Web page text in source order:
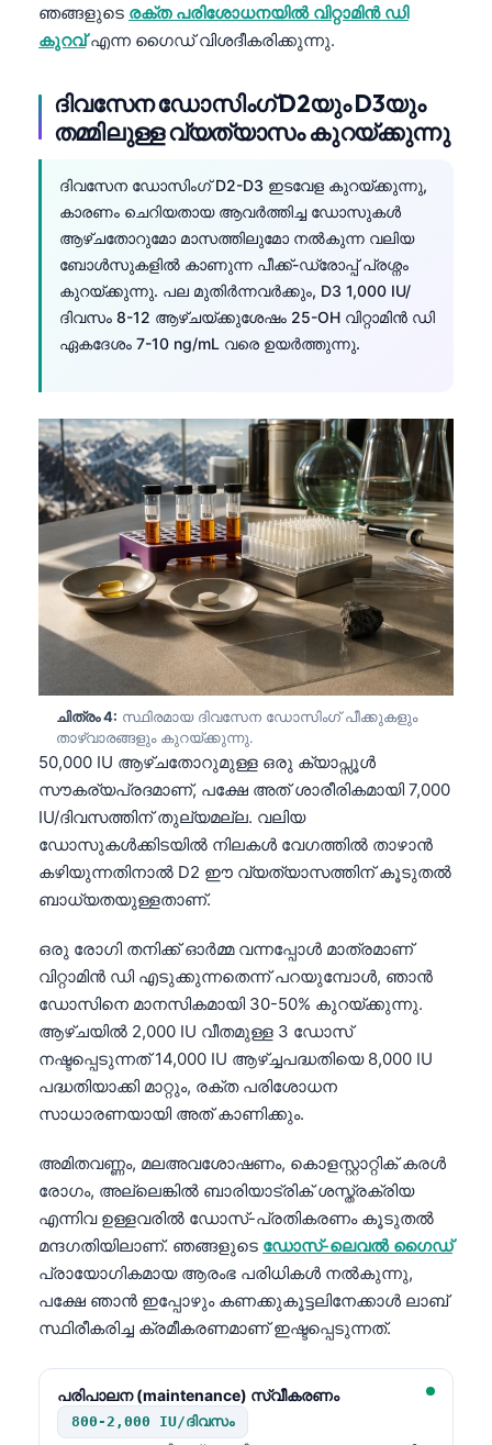
ഞങ്ങളുടെ രക്ത പരിശോധനയിൽ വിറ്റാമിൻ ഡി
കുറവ്എന്ന ഗൈഡ് വിശദീകരിക്കുന്നു.
ദിവസേന ഡോസിംഗ് D2യും D3യും
തമ്മിലുള്ള വ്യത്യാസം കുറയ്ക്കുന്നു
ദിവസേന ഡോസിംഗ് D2-D3 ഇടവേള കുറയ്ക്കുന്നു,
കാരണം ചെറിയതായ ആവർത്തിച്ച ഡോസുകൾ
ആഴ്ചതോറുമോ മാസത്തിലുമോ നൽകുന്ന വലിയ
ബോൾസുകളിൽ കാണുന്ന പീക്ക്-ഡ്രോപ്പ് പ്രശ്നം
കുറയ്ക്കുന്നു. പല മുതിർന്നവർക്കും, D3 1,000 IU/
ദിവസം 8-12 ആഴ്ചയ്ക്കുശേഷം 25-OH വിറ്റാമിൻ ഡി
ഏകദേശം 7-10 ng/mL വരെ ഉയർത്തുന്നു.
ചിത്രം 4: സ്ഥിരമായ ദിവസേന ഡോസിംഗ് പീക്കുകളും
താഴ്വാരങ്ങളും കുറയ്ക്കുന്നു.
50,000 IU ആഴ്ചതോറുമുള്ള ഒരു ക്യാപ്സൂൾ
സൗകര്യപ്രദമാണ്, പക്ഷേ അത് ശാരീരികമായി 7,000
IU/ദിവസത്തിന് തുല്യമല്ല. വലിയ
ഡോസുകൾക്കിടയിൽ നിലകൾ വേഗത്തിൽ താഴാൻ
കഴിയുന്നതിനാൽ D2 ഈ വ്യത്യാസത്തിന് കൂടുതൽ
ബാധ്യതയുള്ളതാണ്.
ഒരു രോഗി തനിക്ക് ഓർമ്മ വന്നപ്പോൾ മാത്രമാണ്
വിറ്റാമിൻ ഡി എടുക്കുന്നതെന്ന് പറയുമ്പോൾ, ഞാൻ
ഡോസിനെ മാനസികമായി 30-50% കുറയ്ക്കുന്നു.
ആഴ്ചയിൽ 2,000 IU വീതമുള്ള 3 ഡോസ്
നഷ്ടപ്പെടുന്നത് 14,000 IU ആഴ്ച്ചപദ്ധതിയെ 8,000 IU
പദ്ധതിയാക്കി മാറ്റും, രക്ത പരിശോധന
സാധാരണയായി അത് കാണിക്കും.
അമിതവണ്ണം, മലഅവശോഷണം, കൊളസ്റ്റാറ്റിക് കരൾ
രോഗം, അല്ലെങ്കിൽ ബാരിയാട്രിക് ശസ്ത്രക്രിയ
എന്നിവ ഉള്ളവരിൽ ഡോസ്-പ്രതികരണം കൂടുതൽ
മന്ദഗതിയിലാണ്. ഞങ്ങളുടെ ഡോസ്-ലെവൽ ഗൈഡ്
പ്രായോഗികമായ ആരംഭ പരിധികൾ നൽകുന്നു,
പക്ഷേ ഞാൻ ഇപ്പോഴും കണക്കുകൂട്ടലിനേക്കാൾ ലാബ്
സ്ഥിരീകരിച്ച ക്രമീകരണമാണ് ഇഷ്ടപ്പെടുന്നത്.
പരിപാലന (maintenance) സ്വീകരണം
800-2,000 IU/ദിവസം